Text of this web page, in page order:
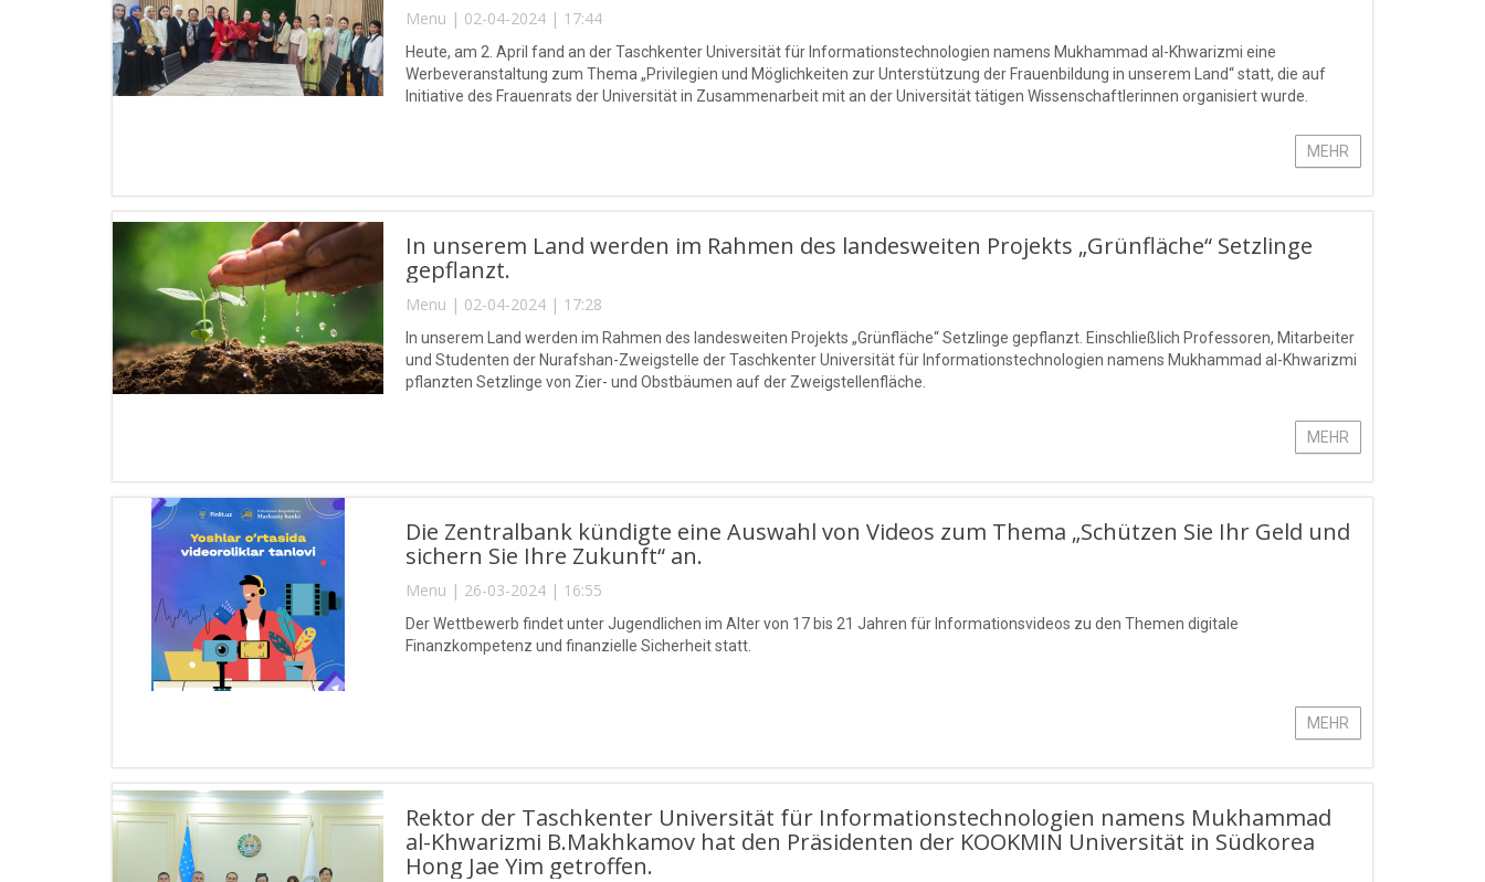
Menu | 02-04-2024 | 17:44
Heute, am 2. April fand an der Taschkenter Universität für Informationstechnologien namens Mukhammad al-Khwarizmi eine
Werbeveranstaltung zum Thema „Privilegien und Möglichkeiten zur Unterstützung der Frauenbildung in unserem Land“ statt, die auf
Initiative des Frauenrats der Universität in Zusammenarbeit mit an der Universität tätigen Wissenschaftlerinnen organisiert wurde.
MEHR
In unserem Land werden im Rahmen des landesweiten Projekts „Grünfläche“ Setzlinge
gepflanzt.
Menu | 02-04-2024 | 17:28
In unserem Land werden im Rahmen des landesweiten Projekts „Grünfläche“ Setzlinge gepflanzt. Einschließlich Professoren, Mitarbeiter
und Studenten der Nurafshan-Zweigstelle der Taschkenter Universität für Informationstechnologien namens Mukhammad al-Khwarizmi
pflanzten Setzlinge von Zier- und Obstbäumen auf der Zweigstellenfläche.
MEHR
Die Zentralbank kündigte eine Auswahl von Videos zum Thema „Schützen Sie Ihr Geld und
sichern Sie Ihre Zukunft“ an.
Menu | 26-03-2024 | 16:55
Der Wettbewerb findet unter Jugendlichen im Alter von 17 bis 21 Jahren für Informationsvideos zu den Themen digitale
Finanzkompetenz und finanzielle Sicherheit statt.
MEHR
Rektor der Taschkenter Universität für Informationstechnologien namens Mukhammad
al-Khwarizmi B.Makhkamov hat den Präsidenten der KOOKMIN Universität in Südkorea
Hong Jae Yim getroffen.